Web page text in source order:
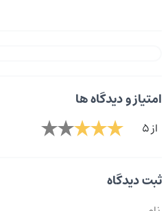
امتیاز و دیدگاه ها
از 5
ثبت دیدگاه